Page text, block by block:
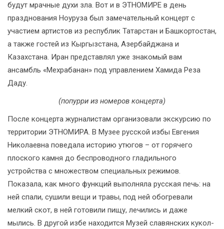
будут мрачные духи зла. Вот и в ЭТНОМИРЕ в день
празднования Ноуруза был замечательный концерт с
участием артистов из республик Татарстан и Башкортостан,
а также гостей из Кыргызстана, Азербайджана и
Казахстана. Иран представлял уже знакомый вам
ансамбль «Мехрабанан» под управлением Хамида Реза
Даду.
(попурри из номеров концерта)
После концерта журналистам организовали экскурсию по
территории ЭТНОМИРА. В Музее русской избы Евгения
Николаевна поведала историю утюгов – от горячего
плоского камня до беспроводного гладильного
устройства с множеством специальных режимов.
Показала, как много функций выполняла русская печь: на
ней спали, сушили вещи и травы, под ней обогревали
мелкий скот, в ней готовили пищу, лечились и даже
мылись. В другой избе находится Музей славянских кукол-